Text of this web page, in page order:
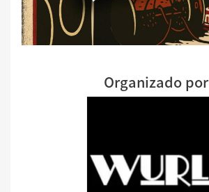
Organizado por